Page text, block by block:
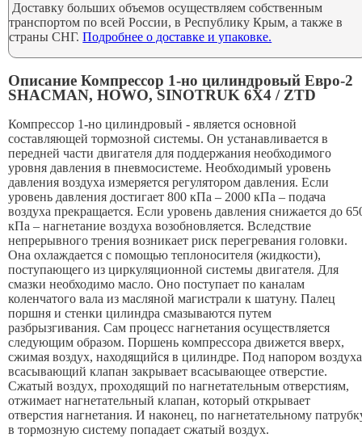
Доставку больших объемов осуществляем собственным
транспортом по всей России, в Республику Крым, а также в
страны СНГ.Подробнее о доставке и упаковке.
Описание Компрессор 1-но цилиндровый Евро-2
SHACMAN, HOWO, SINOTRUK 6X4 / ZTD
Компрессор 1-но цилиндровый - является основной
составляющей тормозной системы. Он устанавливается в
передней части двигателя для поддержания необходимого
уровня давления в пневмосистеме. Необходимый уровень
давления воздуха измеряется регулятором давления. Если
уровень давления достигает 800 кПа – 2000 кПа – подача
воздуха прекращается. Если уровень давления снижается до
кПа – нагнетание воздуха возобновляется. Вследствие
непрерывного трения возникает риск перегревания головки.
Она охлаждается с помощью теплоносителя (жидкости),
поступающего из циркуляционной системы двигателя. Для
смазки необходимо масло. Оно поступает по каналам
коленчатого вала из масляной магистрали к шатуну. Палец
поршня и стенки цилиндра смазываются путем
разбрызгивания. Сам процесс нагнетания осуществляется
следующим образом. Поршень компрессора движется вверх,
сжимая воздух, находящийся в цилиндре. Под напором воздуха
всасывающий клапан закрывает всасывающее отверстие.
Сжатый воздух, проходящий по нагнетательным отверстиям,
отжимает нагнетательный клапан, который открывает
отверстия нагнетания. И наконец, по нагнетательному
в тормозную систему попадает сжатый воздух.